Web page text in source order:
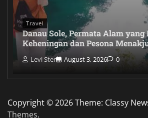
Travel
Danau Sole, Permata Alam
Keheningan dan Pesona
Levi Ster August 3, 2026 0
Copyright © 2026Theme: Classy
Themes.